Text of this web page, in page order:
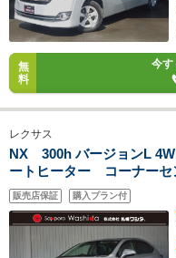
無
料
今す
レクサス
NX 300h バージョンL
ートヒーター コーナー
販売店保証 購入プラン付